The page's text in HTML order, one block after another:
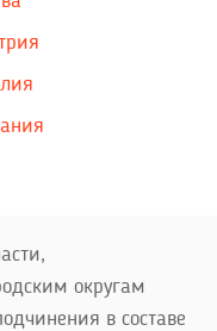
округам
в составе